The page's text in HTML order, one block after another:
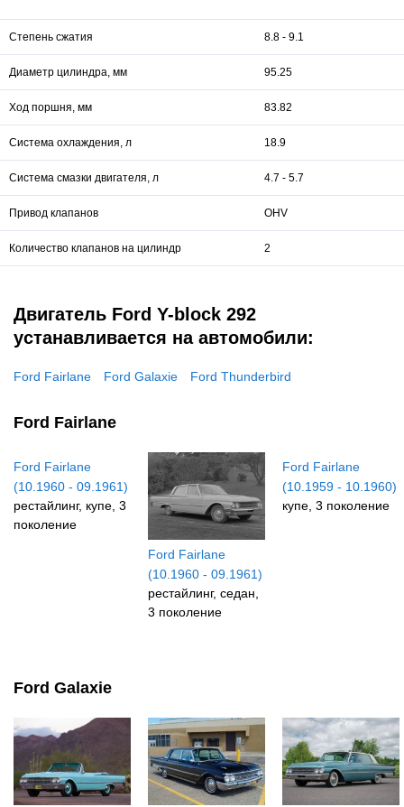
212 (156) / 4500
Степень сжатия 8.8 - 9.1
Диаметр цилиндра, мм 95.25
Ход поршня, мм 83.82
Система охлаждения, л 18.9
Система смазки двигателя, л 4.7 - 5.7
Привод клапанов OHV
Количество клапанов на цилиндр 2
Двигатель Ford Y-block 292
устанавливается на автомобили:
Ford Fairlane Ford Galaxie Ford Thunderbird
Ford Fairlane
Ford Fairlane
(10.1960 - 09.1961)
рестайлинг, купе, 3
поколение
Ford Fairlane
(10.1960 - 09.1961)
рестайлинг, седан,
3 поколение
Ford Fairlane
(10.1959 - 10.1960)
купе, 3 поколение
Ford Galaxie